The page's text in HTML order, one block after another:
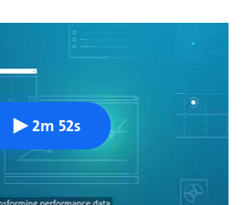
2m 52s